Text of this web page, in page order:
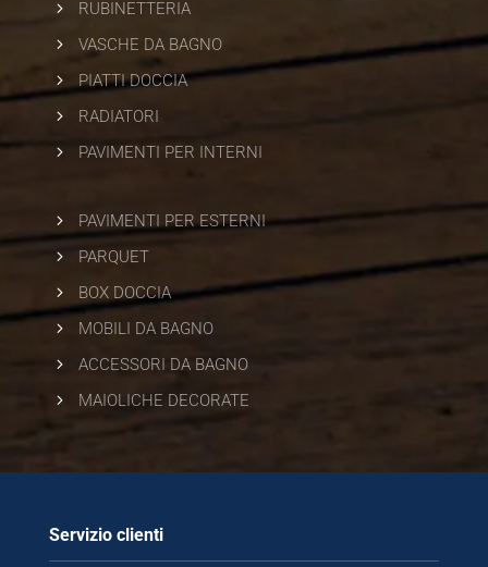
5
RUBINETTERIA
5
VASCHE DA BAGNO
5
PIATTI DOCCIA
5
RADIATORI
5
PAVIMENTI PER INTERNI
5
PAVIMENTI PER ESTERNI
5
PARQUET
5
BOX DOCCIA
5
MOBILI DA BAGNO
5
ACCESSORI DA BAGNO
5
MAIOLICHE DECORATE
Servizio clienti